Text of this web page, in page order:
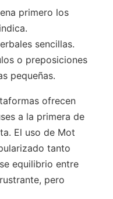
primero los
sencillas.
o preposiciones
pequeñas.
ofrecen
a la primera de
El uso de Mot
tanto
equilibrio entre
pero